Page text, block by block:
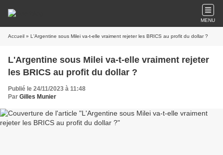
MENU
Accueil » L'Argentine sous Milei va-t-elle vraiment rejeter les BRICS au profit du dollar ?
L'Argentine sous Milei va-t-elle vraiment rejeter
les BRICS au profit du dollar ?
Publié le 24/11/2023 à 11:48
Par Gilles Munier